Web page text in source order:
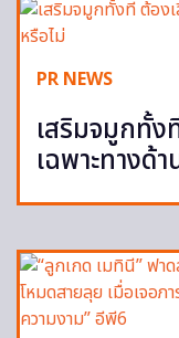
PR NEWS
เสริมจมูกทั้
เฉพาะทางด้